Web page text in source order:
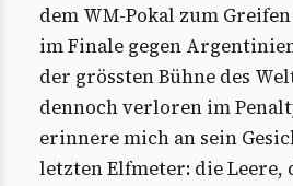
dem WM-Pokal zum
im Finale gegen
der grössten Bühne des
dennoch verloren im
erinnere mich an sein
letzten Elfmeter: die Leere,